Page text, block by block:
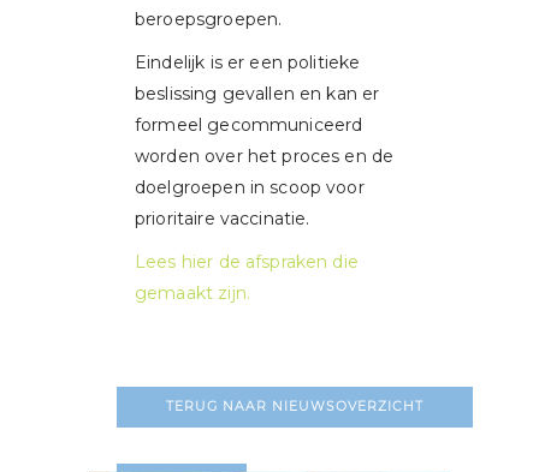
beroepsgroepen.
Eindelijk is er een politieke
beslissing gevallen en kan er
formeel gecommuniceerd
worden over het proces en de
doelgroepen in scoop voor
prioritaire vaccinatie.
Lees hier de afspraken die
gemaakt zijn.
TERUG NAAR NIEUWSOVERZICHT